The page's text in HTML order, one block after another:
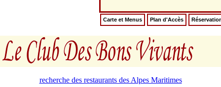
Carte et Menus Plan d'Accès
recherche des restaurants des Alpes Maritimes